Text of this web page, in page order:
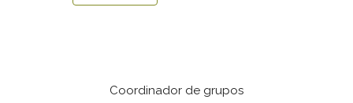
Coordinador de grupos